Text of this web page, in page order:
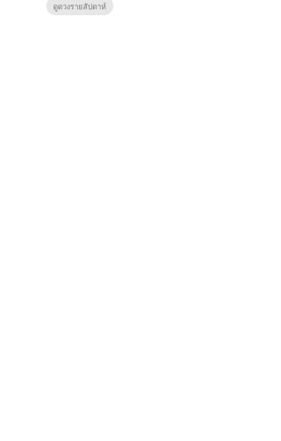
ดูดวงรายสัปดาห์